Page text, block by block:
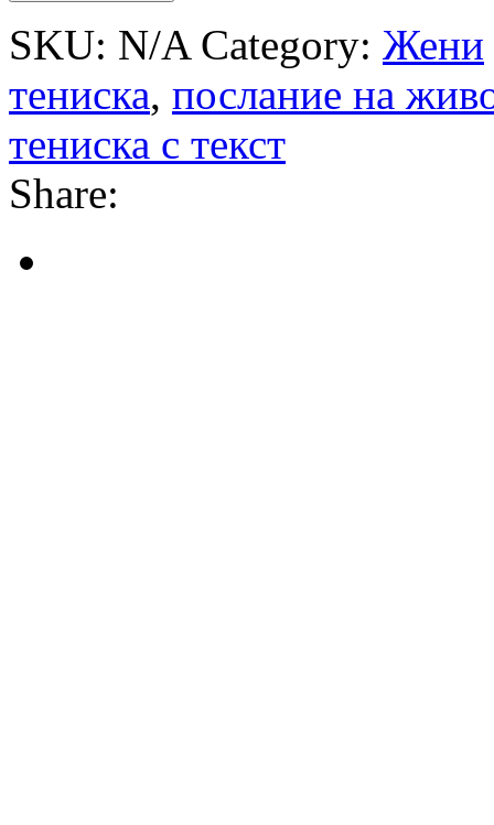
SKU: N/A Category: Жени
тениска, послание на
тениска с текст
Share: